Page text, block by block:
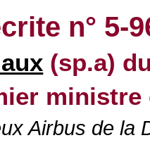
n° 5-
(sp.a)
Airbus de la